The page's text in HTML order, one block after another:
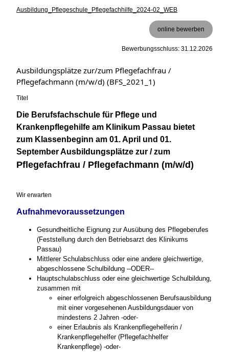
Ausbildung_Pflegeschule_Pflegefachhilfe_2024-02_WEB
online bewerben
Bewerbungsschluss: 31.12.2026
Ausbildungsplätze zur/zum Pflegefachfrau /
Pflegefachmann (m/w/d) (BFS_2021_1)
Titel
Die Berufsfachschule für Pflege und
Krankenpflegehilfe am Klinikum Passau bietet
zum Klassenbeginn am 01. April und 01.
September Ausbildungsplätze zur / zum
Pflegefachfrau / Pflegefachmann (m/w/d)
Wir erwarten
Aufnahmevoraussetzungen
Gesundheitliche Eignung zur Ausübung des Pflegeberufes
(Feststellung durch den Betriebsarzt des Klinikums
Passau)
Mittlerer Schulabschluss oder eine andere gleichwertige,
abgeschlossene Schulbildung --ODER--
Hauptschulabschluss oder eine gleichwertige Schulbildung,
zusammen mit
einer erfolgreich abgeschlossenen Berufsausbildung
mit einer vorgesehenen Ausbildungsdauer von
mindestens 2 Jahren -oder-
einer Erlaubnis als Krankenpflegehelferin /
Krankenpflegehelfer (Pflegefachhelfer
Krankenpflege) -oder-